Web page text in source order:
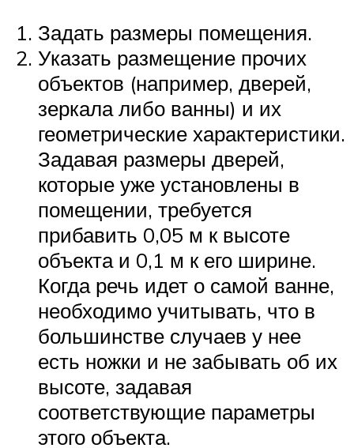
Задать размеры помещения.
Указать размещение прочих
объектов (например, дверей,
зеркала либо ванны) и их
геометрические характеристики.
Задавая размеры дверей,
которые уже установлены в
помещении, требуется
прибавить 0,05 м к высоте
объекта и 0,1 м к его ширине.
Когда речь идет о самой ванне,
необходимо учитывать, что в
большинстве случаев у нее
есть ножки и не забывать об их
высоте, задавая
соответствующие параметры
этого объекта.